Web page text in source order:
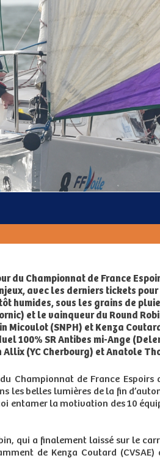
du Championnat de France
avec les derniers tickets
humides, sous les grains de
et le vainqueur du Round
(SNPH) et Kenza
100% SR Antibes mi-Ange
(YC Cherbourg) et Anatole
Championnat de France Espoirs
les belles lumières de la fin
entamer la motivation des 10
qui a finalement laissé sur le
de Kenza Coutard